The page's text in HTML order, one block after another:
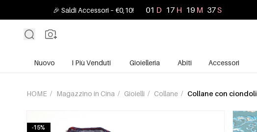
🎉 Saldi Accessori – €0,10! 01 D 17 H 19 M 35S
Nuovo I Più Venduti Gioielleria Abiti Accessori
HOME / Magazzino in Cina / Gioielli / Collane / Collane con ciondoli
-15%